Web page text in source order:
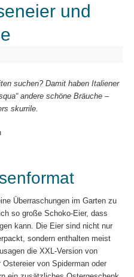
und
suchen? Damit haben Italiener
andere schöne Bräuche –
skurrile.
Überraschungen im Garten zu
so große Schoko-Eier, dass
kann. Die Eier sind nicht nur
sondern enthalten meist
die XXL-Version von
von Spiderman oder